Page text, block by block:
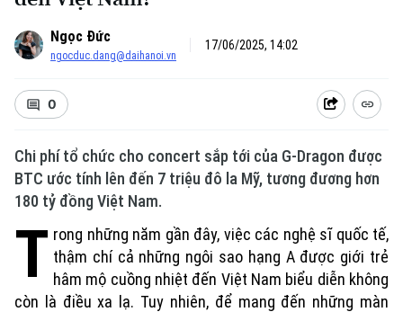
Ngọc Đức
ngocduc.dang@daihanoi.vn
17/06/2025, 14:02
0
Chi phí tổ chức cho concert sắp tới của G-Dragon được
BTC ước tính lên đến 7 triệu đô la Mỹ, tương đương hơn
180 tỷ đồng Việt Nam.
T rong những năm gần đây, việc các nghệ sĩ quốc tế,
thậm chí cả những ngôi sao hạng A được giới trẻ
hâm mộ cuồng nhiệt đến Việt Nam biểu diễn không
còn là điều xa lạ. Tuy nhiên, để mang đến những màn